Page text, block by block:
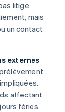
litige
mais
un contact
externes
affectant
fériés